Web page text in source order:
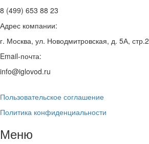
8 (499) 653 88 23
Адрес компании:
г. Москва, ул. Новодмитровская, д. 5А, стр.2
Email-почта:
info@iglovod.ru
Пользовательское соглашение
Политика конфиденциальности
Меню